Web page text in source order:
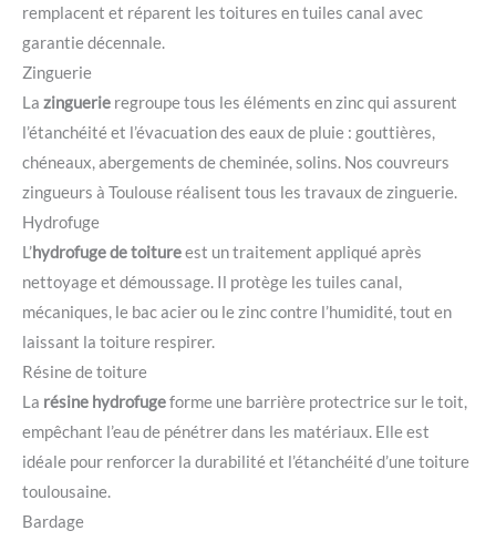
remplacent et réparent les toitures en tuiles canal avec
garantie décennale.
Zinguerie
La zinguerie regroupe tous les éléments en zinc qui assurent
l’étanchéité et l’évacuation des eaux de pluie : gouttières,
chéneaux, abergements de cheminée, solins. Nos couvreurs
zingueurs à Toulouse réalisent tous les travaux de zinguerie.
Hydrofuge
L’hydrofuge de toitureest un traitement appliqué après
nettoyage et démoussage. Il protège les tuiles canal,
mécaniques, le bac acier ou le zinc contre l’humidité, tout en
laissant la toiture respirer.
Résine de toiture
La résine hydrofugeforme une barrière protectrice sur le toit,
empêchant l’eau de pénétrer dans les matériaux. Elle est
idéale pour renforcer la durabilité et l’étanchéité d’une toiture
toulousaine.
Bardage